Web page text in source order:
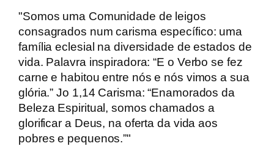
"Somos uma Comunidade de leigos
consagrados num carisma específico: uma
família eclesial na diversidade de estados de
vida. Palavra inspiradora: “E o Verbo se fez
carne e habitou entre nós e nós vimos a sua
glória.” Jo 1,14 Carisma: “Enamorados da
Beleza Espiritual, somos chamados a
glorificar a Deus, na oferta da vida aos
pobres e pequenos.”"